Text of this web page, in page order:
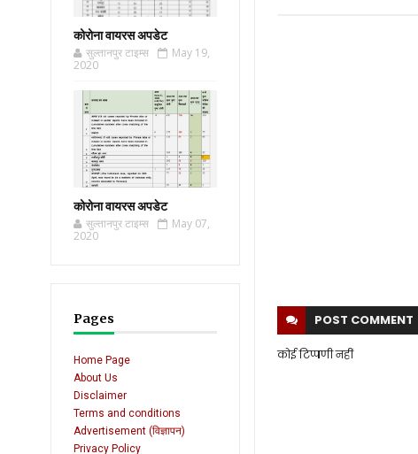
कोरोना वायरस अपडेट
सुल्तानपुर टाइम्स
May 19,
2020
कोरोना वायरस अपडेट
सुल्तानपुर टाइम्स
May 07,
2020
Pages
Home Page
About Us
Disclaimer
Terms and conditions
Advertisement (विज्ञापन)
Privacy Policy
POST COMMENT
कोई टिप्पणी नहीं